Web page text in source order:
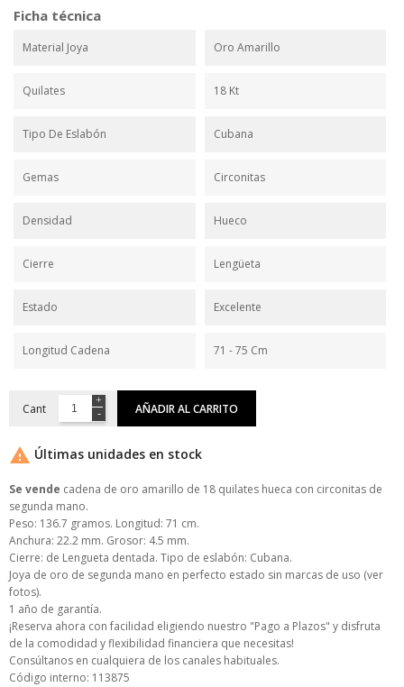
Ficha técnica
Material Joya Oro Amarillo
Quilates 18 Kt
Tipo De Eslabón Cubana
Gemas Circonitas
Densidad Hueco
Cierre Lengüeta
Estado Excelente
Longitud Cadena 71 - 75 Cm
Cant AÑADIR AL CARRITO
 Últimas unidades en stock
Se vende cadena de oro amarillo de 18 quilates hueca con circonitas de
segunda mano.
Peso: 136.7 gramos. Longitud: 71 cm.
Anchura: 22.2 mm. Grosor: 4.5 mm.
Cierre: de Lengueta dentada. Tipo de eslabón: Cubana.
Joya de oro de segunda mano en perfecto estado sin marcas de uso (ver
fotos).
1 año de garantía.
¡Reserva ahora con facilidad eligiendo nuestro "Pago a Plazos" y disfruta
de la comodidad y flexibilidad financiera que necesitas!
Consúltanos en cualquiera de los canales habituales.
Código interno: 113875